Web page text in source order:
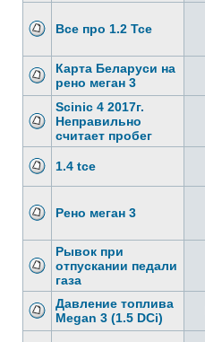
Все про 1.2 Tce
Карта Беларуси на
рено меган 3
Scinic 4 2017г.
Неправильно
считает пробег
1.4 tce
Рено меган 3
Рывок при
отпускании педали
газа
Давление топлива
Megan 3 (1.5 DCi)